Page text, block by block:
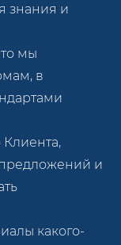
знания и
мы
в
и
какого-